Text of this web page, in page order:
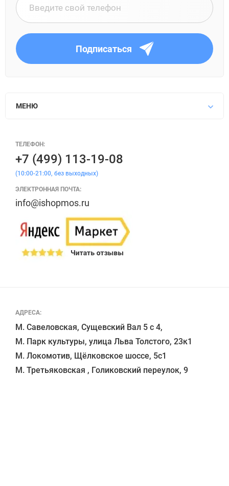
Подписаться
МЕНЮ
АДРЕСА:
М. Савеловская, Сущевский Вал 5 с 4,
М. Парк культуры, улица Льва Толстого, 23к1
М. Локомотив, Щёлковское шоссе, 5с1
ТЕЛЕФОН:
+7 (499) 113-19-08
(10:00-21:00, без выходных)
ЭЛЕКТРОННАЯ ПОЧТА:
info@ishopmos.ru